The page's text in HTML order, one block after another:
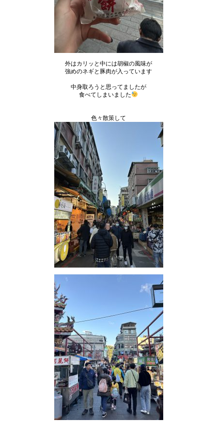
外はカリッと中には胡椒の風味が
強めのネギと豚肉が入っています
中身取ろうと思ってましたが
食べてしまいました
色々散策して